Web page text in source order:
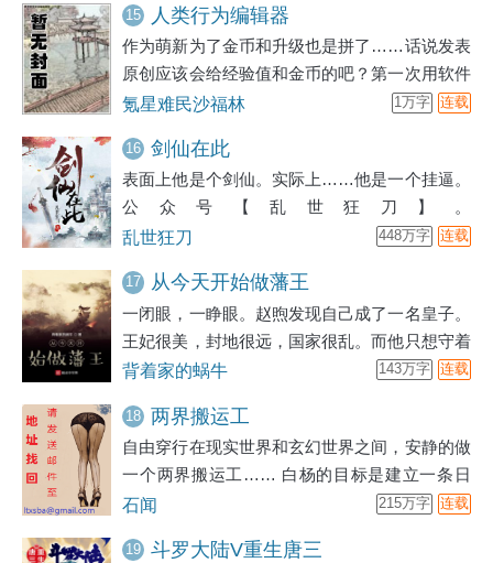
15 人类行为编辑器
作为萌新为了金币和升级也是拼了……话说发表
原创应该会给经验值和金币的吧？第一次用软件
排版，而且各种字符都是自己从软键盘抠下来复
正……唔，老实说虽然这篇文章的灵感最初来自
某部人类操控仪器的漫画，但好像已经有大佬创
作了类似风格的「第４９人的恩赐？」唉，遗憾
的是没赶上上个月的征文活动啊，只能慢慢爬
氪星难民沙福林 连载
1万字
16 剑仙在此
表面上他是个剑仙。实际上……他是一个挂逼。
公众号【乱世狂刀】。
乱世狂刀 连载
448万字
17 从今天开始做藩王
一闭眼，一睁眼。赵煦发现自己成了一名皇子。
王妃很美，封地很远，国家很乱。而他只想守着
自己的封土逍遥自在。只是若有敌人敢来犯，只
背着家的蜗牛 连载
143万字
18 两界搬运工
自由穿行在现实世界和玄幻世界之间，安静的做
一个两界搬运工…… 白杨的目标是建立一条日
产量上亿的法宝丹药流水线…… PS：有六百四
石闻 连载
215万字
19 斗罗大陆V重生唐三